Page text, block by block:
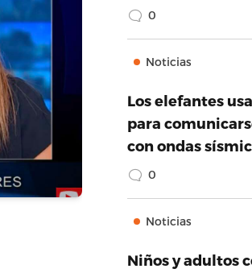
0
Noticias
Los elefantes
para
con ondas
0
Noticias
Niños y adultos